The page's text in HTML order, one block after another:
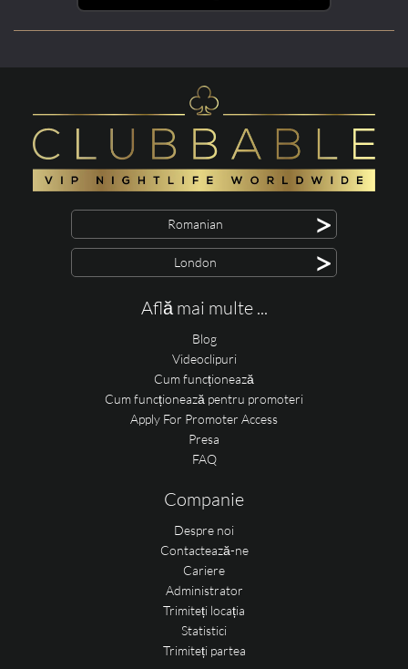
Romanian >
London >
Află mai multe ...
Blog
Videoclipuri
Cum funcționează
Cum funcționează pentru promoteri
Apply For Promoter Access
Presa
FAQ
Companie
Despre noi
Contactează-ne
Cariere
Administrator
Trimiteți locația
Statistici
Trimiteți partea